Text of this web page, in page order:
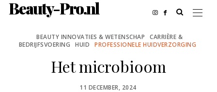
Beauty-Pro.nl
BEAUTY INNOVATIES & WETENSCHAP
CARRIÈRE &
BEDRIJFSVOERING
HUID PROFESSIONELE HUIDVERZORGING
Het microbioom
POSTED
11 DECEMBER, 2024